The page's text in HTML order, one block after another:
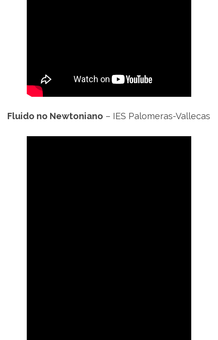
Fluido no Newtoniano – IES Palomeras-Vallecas